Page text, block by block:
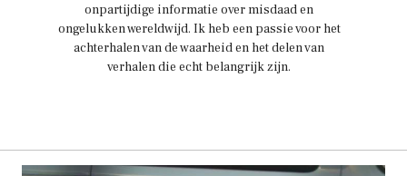
onpartijdige informatie over misdaad en
ongelukken wereldwijd. Ik heb een passie voor het
achterhalen van de waarheid en het delen van
verhalen die echt belangrijk zijn.